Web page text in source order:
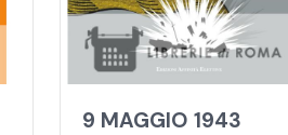
9 MAGGIO 1943